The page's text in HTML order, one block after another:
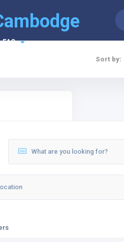
FAQ
Sort by: